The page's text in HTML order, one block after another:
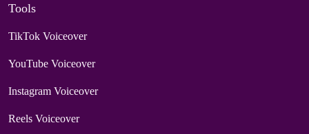
Tools
TikTok Voiceover
YouTube Voiceover
Instagram Voiceover
Reels Voiceover